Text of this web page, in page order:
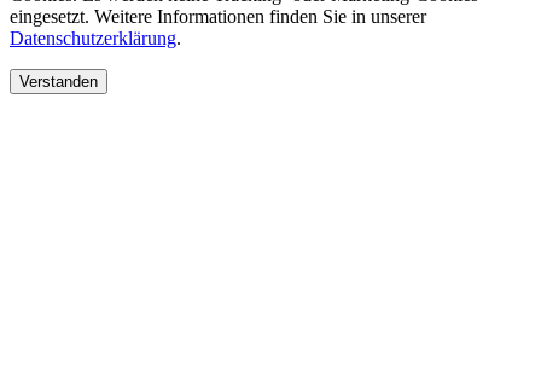
eingesetzt. Weitere Informationen finden Sie in unserer
Datenschutzerklärung.
Verstanden